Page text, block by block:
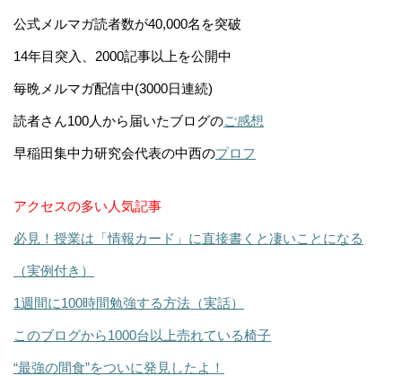
公式メルマガ読者数が40,000名を突破
14年目突入、2000記事以上を公開中
毎晩メルマガ配信中(3000日連続)
読者さん100人から届いたブログのご感想
早稲田集中力研究会代表の中西のプロフ
アクセスの多い人気記事
必見！授業は「情報カード」に直接書くと凄いことになる
（実例付き）
1週間に100時間勉強する方法（実話）
このブログから1000台以上売れている椅子
“最強の間食”をついに発見したよ！